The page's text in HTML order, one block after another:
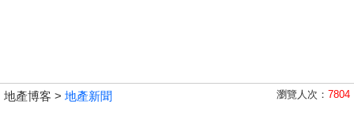
主
地產博客 > 地產新聞 瀏覽人次： 7804